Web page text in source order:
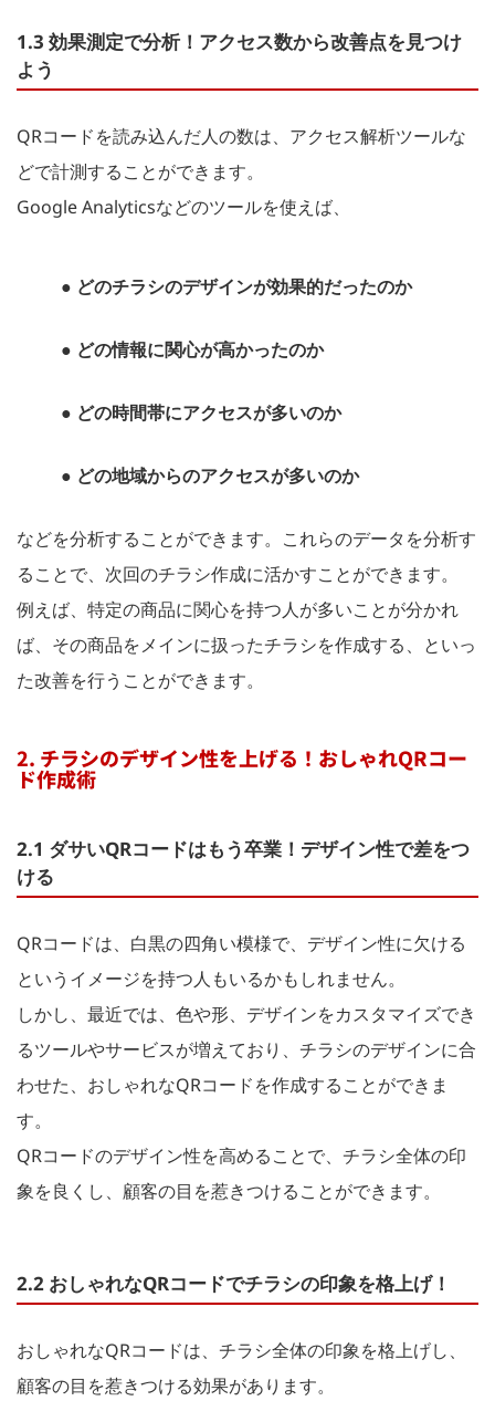
1.3 効果測定で分析！アクセス数から改善点を見つけ
よう
QRコードを読み込んだ人の数は、アクセス解析ツールな
どで計測することができます。
Google Analyticsなどのツールを使えば、
● どのチラシのデザインが効果的だったのか
● どの情報に関心が高かったのか
● どの時間帯にアクセスが多いのか
● どの地域からのアクセスが多いのか
などを分析することができます。これらのデータを分析す
ることで、次回のチラシ作成に活かすことができます。
例えば、特定の商品に関心を持つ人が多いことが分かれ
ば、その商品をメインに扱ったチラシを作成する、といっ
た改善を行うことができます。
2. チラシのデザイン性を上げる！おしゃれQRコー
ド作成術
2.1 ダサいQRコードはもう卒業！デザイン性で差をつ
ける
QRコードは、白黒の四角い模様で、デザイン性に欠ける
というイメージを持つ人もいるかもしれません。
しかし、最近では、色や形、デザインをカスタマイズでき
るツールやサービスが増えており、チラシのデザインに合
わせた、おしゃれなQRコードを作成することができま
す。
QRコードのデザイン性を高めることで、チラシ全体の印
象を良くし、顧客の目を惹きつけることができます。
2.2 おしゃれなQRコードでチラシの印象を格上げ！
おしゃれなQRコードは、チラシ全体の印象を格上げし、
顧客の目を惹きつける効果があります。